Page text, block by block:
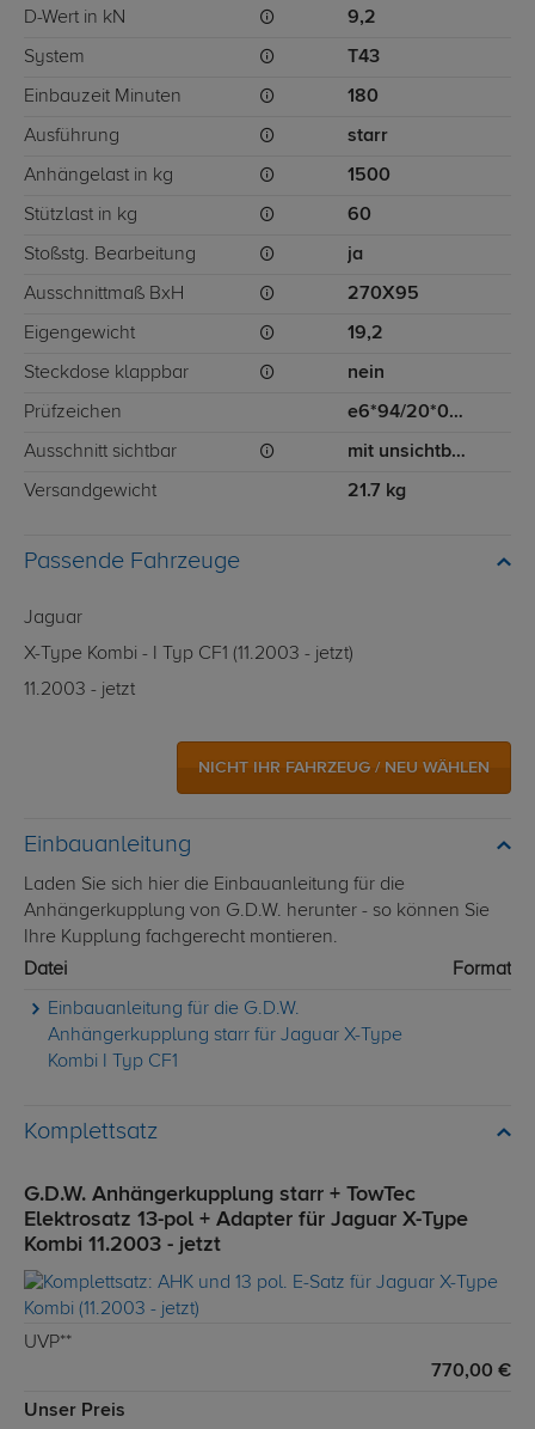
D-Wert in kN 9,2
System T43
Einbauzeit Minuten 180
Ausführung starr
Anhängelast in kg 1500
Stützlast in kg 60
Stoßstg. Bearbeitung ja
Ausschnittmaß BxH 270X95
Eigengewicht 19,2
Steckdose klappbar nein
Prüfzeichen e6*94/20*0458*00
Ausschnitt sichtbar mit unsichtbarem Ausschnitt für Stoßstange
Versandgewicht 21.7 kg
Passende Fahrzeuge
Jaguar
X-Type Kombi - I Typ CF1 (11.2003 - jetzt)
11.2003 - jetzt
NICHT IHR FAHRZEUG / NEU WÄHLEN
Einbauanleitung
Laden Sie sich hier die Einbauanleitung für die
Anhängerkupplung von G.D.W. herunter - so können Sie
Ihre Kupplung fachgerecht montieren.
Datei
Format
Einbauanleitung für die G.D.W.
Anhängerkupplung starr für Jaguar X-Type
Kombi I Typ CF1
Komplettsatz
G.D.W. Anhängerkupplung starr + TowTec
Elektrosatz 13-pol + Adapter für Jaguar X-Type
Kombi 11.2003 - jetzt
UVP**
770,00 €
Unser Preis